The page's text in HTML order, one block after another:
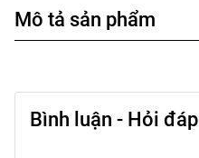
Mô tả sản phẩm
Bình luận - Hỏi đáp